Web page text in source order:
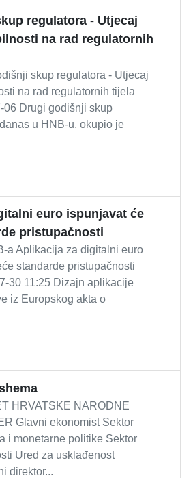
regulatora - Utjecaj
na rad regulatornih
skup regulatora - Utjecaj
na rad regulatornih tijela
06 Drugi godišnji skup
u HNB-u, okupio je
euro ispunjavat će
pristupačnosti
a Aplikacija za digitalni euro
standarde pristupačnosti
30 11:25 Dizajn aplikacije
iz Europskog akta o
HRVATSKE NARODNE
Glavni ekonomist Sektor
i monetarne politike Sektor
Ured za usklađenost
direktor...